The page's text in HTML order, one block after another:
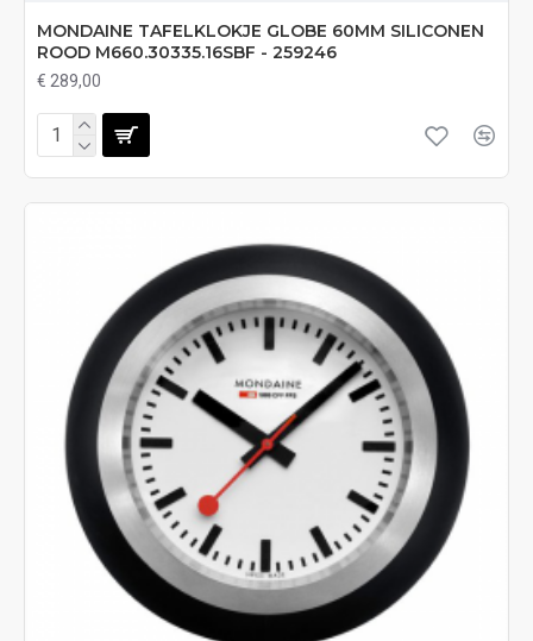
MONDAINE TAFELKLOKJE GLOBE 60MM SILICONEN
ROOD M660.30335.16SBF - 259246
€ 289,00